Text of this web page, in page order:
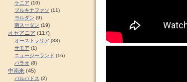
ケニア (10)
ブルキナファソ (11)
ヨルダン (9)
南スーダン (19)
オセアニア (117)
オーストラリア (33)
サモア (1)
ニュージーランド (16)
パラオ (8)
中南米 (45)
バルバドス (2)